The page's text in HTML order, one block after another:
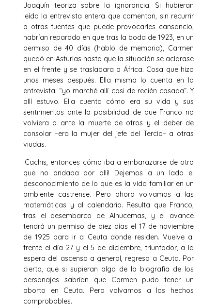
Joaquín teoriza sobre la ignorancia. Si hubieran
leído la entrevista entera que comentan, sin recurrir
a otras fuentes que puede provocarles cansancio,
habrían reparado en que tras la boda de 1923, en un
permiso de 40 días (hablo de memoria), Carmen
quedó en Asturias hasta que la situación se aclarase
en el frente y se trasladara a África. Cosa que hizo
unos meses después. Ella misma lo cuenta en la
entrevista: “yo marché allí casi de recién casada”. Y
allí estuvo. Ella cuenta cómo era su vida y sus
sentimientos ante la posibilidad de que Franco no
volviera o ante la muerte de otros y el deber de
consolar –era la mujer del jefe del Tercio– a otras
viudas.
¡Cachis, entonces cómo iba a embarazarse de otro
que no andaba por allí! Dejemos a un lado el
desconocimiento de lo que es la vida familiar en un
ambiente castrense. Pero ahora volvamos a las
matemáticas y al calendario. Resulta que Franco,
tras el desembarco de Alhucemas, y el avance
tendrá un permiso de diez días el 17 de noviembre
de 1925 para ir a Ceuta donde residen. Vuelve al
frente el día 27 y el 5 de diciembre, triunfador, a la
espera del ascenso a general, regresa a Ceuta. Por
cierto, que si supieran algo de la biografía de los
personajes sabrían que Carmen pudo tener un
aborto en Ceuta. Pero volvamos a los hechos
comprobables.